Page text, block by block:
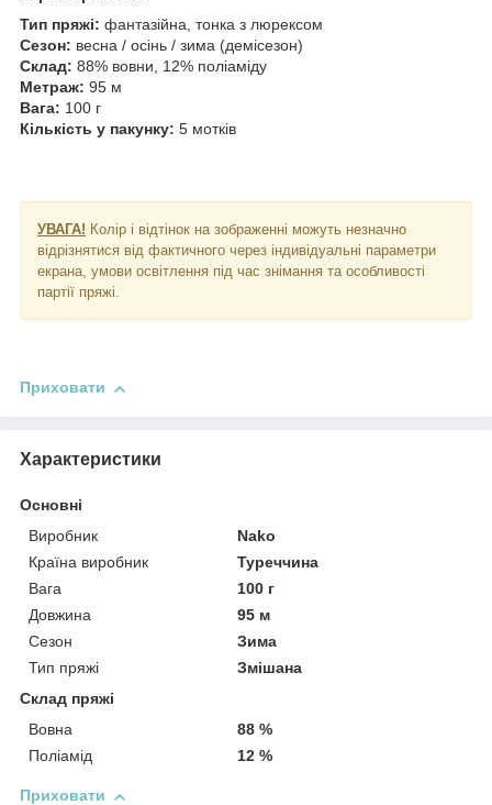
Тип пряжі: фантазійна, тонка з люрексом
Сезон: весна / осінь / зима (демісезон)
Склад: 88% вовни, 12% поліаміду
Метраж: 95 м
Вага: 100 г
Кількість у пакунку: 5 мотків
УВАГА! Колір і відтінок на зображенні можуть незначно
відрізнятися від фактичного через індивідуальні параметри
екрана, умови освітлення під час знімання та особливості
партії пряжі.
Приховати
Характеристики
Основні
Виробник
Nako
Країна виробник
Туреччина
Вага
100 г
Довжина
95 м
Сезон
Зима
Тип пряжі
Змішана
Склад пряжі
Вовна
88 %
Поліамід
12 %
Приховати